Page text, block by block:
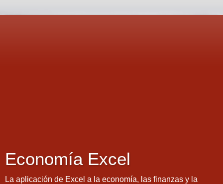
Economía Excel
La aplicación de Excel a la economía, las finanzas y la